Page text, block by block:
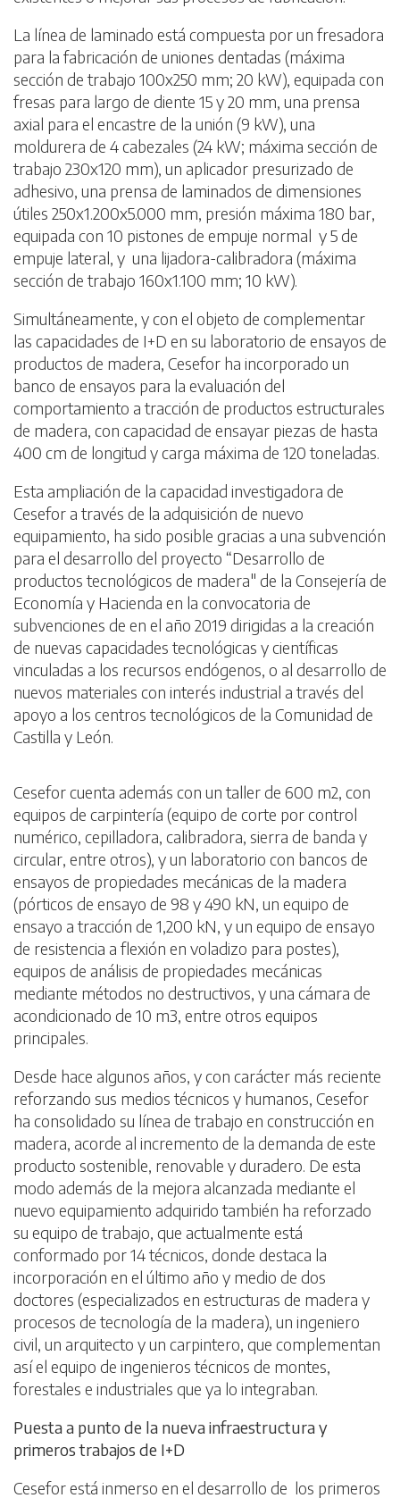
La línea de laminado está compuesta por un fresadora
para la fabricación de uniones dentadas (máxima
sección de trabajo 100x250 mm; 20 kW), equipada con
fresas para largo de diente 15 y 20 mm, una prensa
axial para el encastre de la unión (9 kW), una
moldurera de 4 cabezales (24 kW; máxima sección de
trabajo 230x120 mm), un aplicador presurizado de
adhesivo, una prensa de laminados de dimensiones
útiles 250x1.200x5.000 mm, presión máxima 180 bar,
equipada con 10 pistones de empuje normal y 5 de
empuje lateral, y una lijadora-calibradora (máxima
sección de trabajo 160x1.100 mm; 10 kW).
Simultáneamente, y con el objeto de complementar
las capacidades de I+D en su laboratorio de ensayos de
productos de madera, Cesefor ha incorporado un
banco de ensayos para la evaluación del
comportamiento a tracción de productos estructurales
de madera, con capacidad de ensayar piezas de hasta
400 cm de longitud y carga máxima de 120 toneladas.
Esta ampliación de la capacidad investigadora de
Cesefor a través de la adquisición de nuevo
equipamiento, ha sido posible gracias a una subvención
para el desarrollo del proyecto “Desarrollo de
productos tecnológicos de madera" de la Consejería de
Economía y Hacienda en la convocatoria de
subvenciones de en el año 2019 dirigidas a la creación
de nuevas capacidades tecnológicas y científicas
vinculadas a los recursos endógenos, o al desarrollo de
nuevos materiales con interés industrial a través del
apoyo a los centros tecnológicos de la Comunidad de
Castilla y León.
Cesefor cuenta además con un taller de 600 m2, con
equipos de carpintería (equipo de corte por control
numérico, cepilladora, calibradora, sierra de banda y
circular, entre otros), y un laboratorio con bancos de
ensayos de propiedades mecánicas de la madera
(pórticos de ensayo de 98 y 490 kN, un equipo de
ensayo a tracción de 1,200 kN, y un equipo de ensayo
de resistencia a flexión en voladizo para postes),
equipos de análisis de propiedades mecánicas
mediante métodos no destructivos, y una cámara de
acondicionado de 10 m3, entre otros equipos
principales.
Desde hace algunos años, y con carácter más reciente
reforzando sus medios técnicos y humanos, Cesefor
ha consolidado su línea de trabajo en construcción en
madera, acorde al incremento de la demanda de este
producto sostenible, renovable y duradero. De esta
modo además de la mejora alcanzada mediante el
nuevo equipamiento adquirido también ha reforzado
su equipo de trabajo, que actualmente está
conformado por 14 técnicos, donde destaca la
incorporación en el último año y medio de dos
doctores (especializados en estructuras de madera y
procesos de tecnología de la madera), un ingeniero
civil, un arquitecto y un carpintero, que complementan
así el equipo de ingenieros técnicos de montes,
forestales e industriales que ya lo integraban.
Puesta a punto de la nueva infraestructura y
primeros trabajos de I+D
Cesefor está inmerso en el desarrollo de los primeros